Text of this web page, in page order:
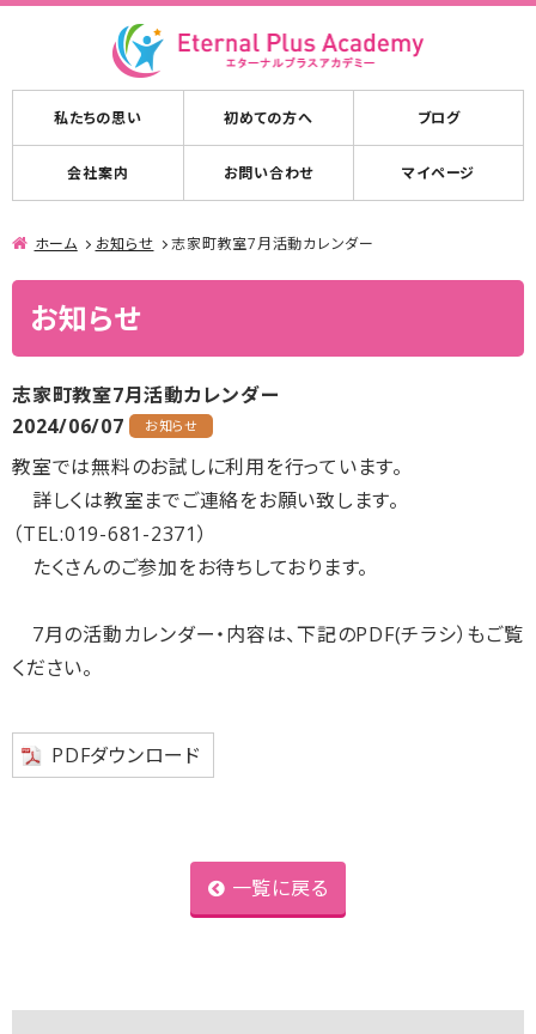
私たちの思い 初めての方へ ブログ
会社案内 お問い合わせ マイページ
ホーム お知らせ 志家町教室7月活動カレンダー
お知らせ
志家町教室7月活動カレンダー
2024/06/07
お知らせ
教室では無料のお試しに利用を行っています。
詳しくは教室までご連絡をお願い致します。
（TEL:019-681-2371）
たくさんのご参加をお待ちしております。
7月の活動カレンダー・内容は、下記のPDF(チラシ）もご覧
ください。
PDFダウンロード
一覧に戻る